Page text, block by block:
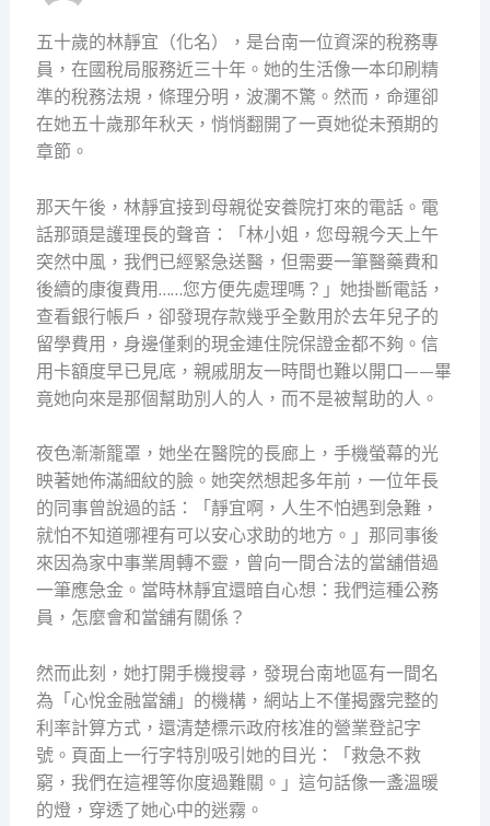
五十歲的林靜宜（化名），是台南一位資深的稅務專
員，在國稅局服務近三十年。她的生活像一本印刷精
準的稅務法規，條理分明，波瀾不驚。然而，命運卻
在她五十歲那年秋天，悄悄翻開了一頁她從未預期的
章節。
那天午後，林靜宜接到母親從安養院打來的電話。電
話那頭是護理長的聲音：「林小姐，您母親今天上午
突然中風，我們已經緊急送醫，但需要一筆醫藥費和
後續的康復費用……您方便先處理嗎？」她掛斷電話，
查看銀行帳戶，卻發現存款幾乎全數用於去年兒子的
留學費用，身邊僅剩的現金連住院保證金都不夠。信
用卡額度早已見底，親戚朋友一時間也難以開口——畢
竟她向來是那個幫助別人的人，而不是被幫助的人。
夜色漸漸籠罩，她坐在醫院的長廊上，手機螢幕的光
映著她佈滿細紋的臉。她突然想起多年前，一位年長
的同事曾說過的話：「靜宜啊，人生不怕遇到急難，
就怕不知道哪裡有可以安心求助的地方。」那同事後
來因為家中事業周轉不靈，曾向一間合法的當舖借過
一筆應急金。當時林靜宜還暗自心想：我們這種公務
員，怎麼會和當舖有關係？
然而此刻，她打開手機搜尋，發現台南地區有一間名
為「心悅金融當舖」的機構，網站上不僅揭露完整的
利率計算方式，還清楚標示政府核准的營業登記字
號。頁面上一行字特別吸引她的目光：「救急不救
窮，我們在這裡等你度過難關。」這句話像一盞溫暖
的燈，穿透了她心中的迷霧。